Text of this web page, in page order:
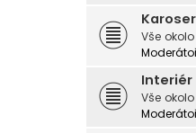
Vše
Interiér
Vše